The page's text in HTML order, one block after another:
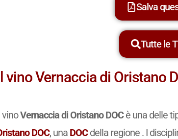
Salva
Tutte le
vino Vernaccia di Oristano
vinoVernaccia di Oristano DOCè una delle
DOC, una DOCdella regione . I